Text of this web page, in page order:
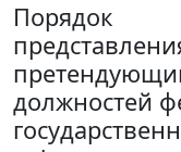
Порядок
должностей